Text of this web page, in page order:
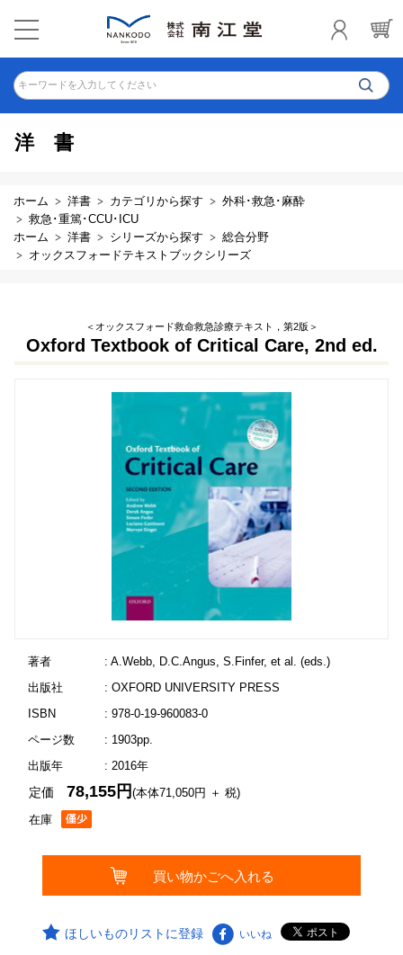
キーワードを入力してください
洋書
ホーム 洋書 カテゴリから探す
外科･救急･麻酔
救急･重篤･CCU･ICU
ホーム
洋書 シリーズから探す
総合分野
オックスフォードテキストブックシリーズ
＜オックスフォード救命救急診療テキスト，第2版＞
Oxford Textbook of Critical Care, 2nd ed.
著者
: A.Webb, D.C.Angus, S.Finfer, et al. (eds.)
出版社
: OXFORD UNIVERSITY PRESS
ISBN
: 978-0-19-960083-0
ページ数
: 1903pp.
出版年
: 2016年
在庫
定価78,155円(本体71,050円 ＋ 税)
ほしいものリストに登録 いいね